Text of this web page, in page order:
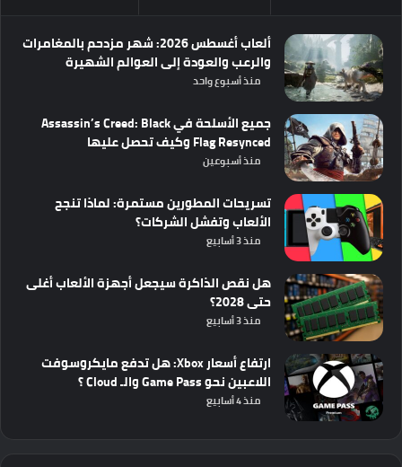
ألعاب أغسطس 2026: شهر مزدحم بالمغامرات
والرعب والعودة إلى العوالم الشهيرة
منذ أسبوع واحد
جميع الأسلحة في Assassin’s Creed: Black
Flag Resynced وكيف تحصل عليها
منذ أسبوعين
تسريحات المطورين مستمرة: لماذا تنجح
الألعاب وتفشل الشركات؟
منذ 3 أسابيع
هل نقص الذاكرة سيجعل أجهزة الألعاب أغلى
حتى 2028؟
منذ 3 أسابيع
ارتفاع أسعار Xbox: هل تدفع مايكروسوفت
اللاعبين نحو Game Pass والـ Cloud ؟
منذ 4 أسابيع